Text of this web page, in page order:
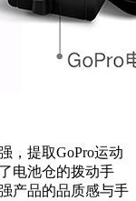
，提取GoPro运动
电池仓的拨动手
产品的品质感与手